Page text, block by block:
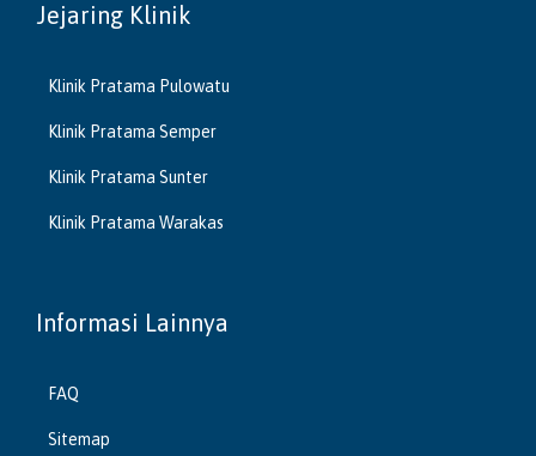
Jejaring Klinik
Klinik Pratama Pulowatu
Klinik Pratama Semper
Klinik Pratama Sunter
Klinik Pratama Warakas
Informasi Lainnya
FAQ
Sitemap